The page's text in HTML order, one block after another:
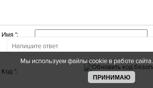
Имя *:
Код *:
Мы используем файлы cookie в работе сайта.
ПРИНИМАЮ